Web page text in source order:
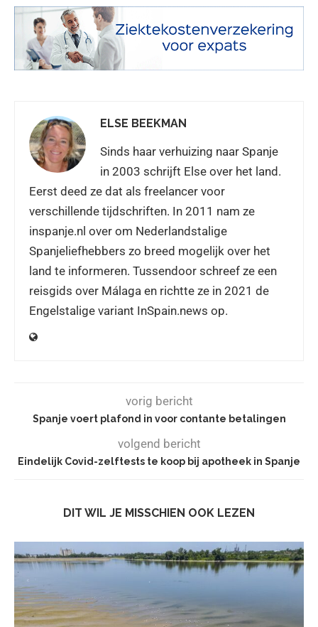
ELSE BEEKMAN
Sinds haar verhuizing naar Spanje
in 2003 schrijft Else over het land.
Eerst deed ze dat als freelancer voor
verschillende tijdschriften. In 2011 nam ze
inspanje.nl over om Nederlandstalige
Spanjeliefhebbers zo breed mogelijk over het
land te informeren. Tussendoor schreef ze een
reisgids over Málaga en richtte ze in 2021 de
Engelstalige variant InSpain.news op.
vorig bericht
Spanje voert plafond in voor contante betalingen
volgend bericht
Eindelijk Covid-zelftests te koop bij apotheek in Spanje
DIT WIL JE MISSCHIEN OOK LEZEN